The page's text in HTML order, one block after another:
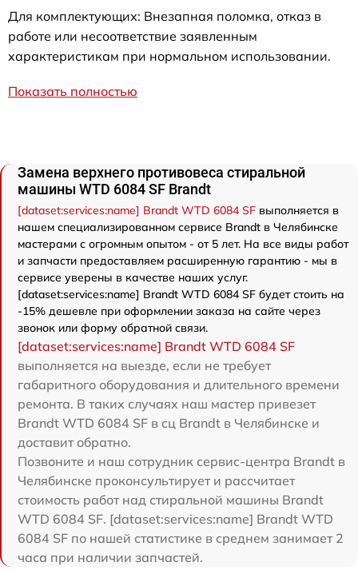
Для комплектующих: Внезапная поломка, отказ в
работе или несоответствие заявленным
характеристикам при нормальном использовании.
Показать полностью
Замена верхнего противовеса стиральной
машины WTD 6084 SF Brandt
[dataset:services:name] Brandt WTD 6084 SF выполняется в
нашем специализированном сервисе Brandt в Челябинске
мастерами с огромным опытом - от 5 лет. На все виды работ
и запчасти предоставляем расширенную гарантию - мы в
сервисе уверены в качестве наших услуг.
[dataset:services:name] Brandt WTD 6084 SF будет стоить на
-15% дешевле при оформлении заказа на сайте через
звонок или форму обратной связи.
[dataset:services:name] Brandt WTD 6084 SF
выполняется на выезде, если не требует
габаритного оборудования и длительного времени
ремонта. В таких случаях наш мастер привезет
Brandt WTD 6084 SF в сц Brandt в Челябинске и
доставит обратно.
Позвоните и наш сотрудник сервис-центра Brandt в
Челябинске проконсультирует и рассчитает
стоимость работ над стиральной машины Brandt
WTD 6084 SF. [dataset:services:name] Brandt WTD
6084 SF по нашей статистике в среднем занимает 2
часа при наличии запчастей.